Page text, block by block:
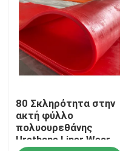
Αρχική Σελίδα
Προϊόντα
Βίντεο
80 Σκληρότητα στην
ακτή φύλλο
πολυουρεθάνης
Urethane Liner Wear